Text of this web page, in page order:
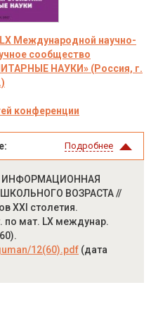
LX Международной научно-
сообщество
НАУКИ» (Россия, г.
конференции
Подробнее
ИНФОРМАЦИОННАЯ
ВОЗРАСТА //
XXI столетия.
мат. LX междунар.
12(60).pdf (дата